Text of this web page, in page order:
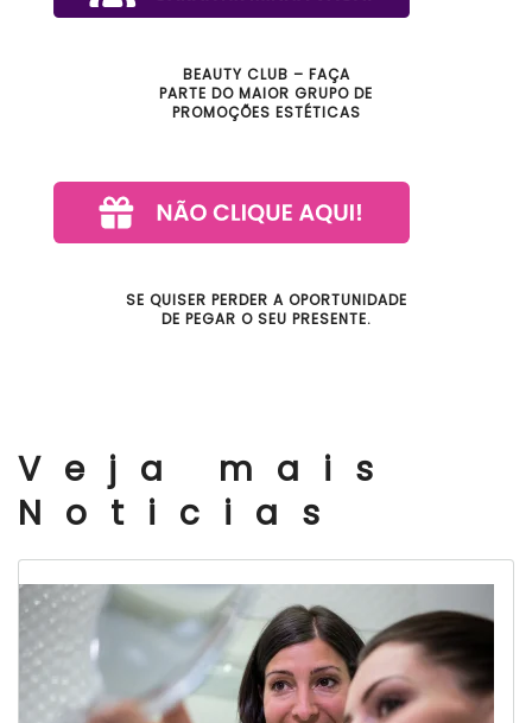
BEAUTY CLUB – FAÇA
PARTE DO MAIOR GRUPO DE
PROMOÇÕES ESTÉTICAS
SE QUISER PERDER A OPORTUNIDADE
DE PEGAR O SEU PRESENTE.
Veja mais
Noticias